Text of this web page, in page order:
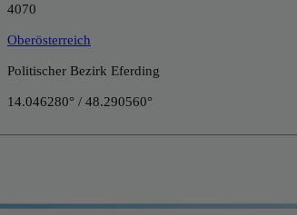
4070
Oberösterreich
Politischer Bezirk Eferding
14.046280° / 48.290560°